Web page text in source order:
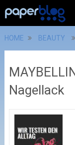
HOME BEAUTY
Nagellack